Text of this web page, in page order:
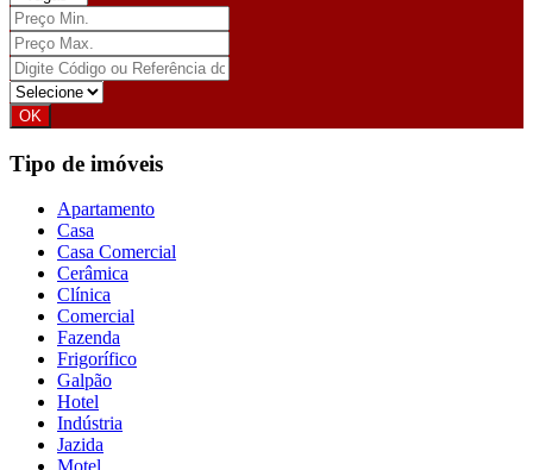
Tipo de imóveis
Apartamento
Casa
Casa Comercial
Cerâmica
Clínica
Comercial
Fazenda
Frigorífico
Galpão
Hotel
Indústria
Jazida